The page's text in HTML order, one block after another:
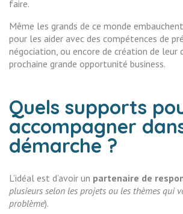
faire.
Même les grands de ce monde
pour les aider avec des compétences de
négociation, ou encore de création de leur
prochaine grande opportunité business.
Quels supports
accompagner
démarche ?
L’idéal est d’avoir un partenaire de
plusieurs selon les projets ou les thèmes qui
problème).